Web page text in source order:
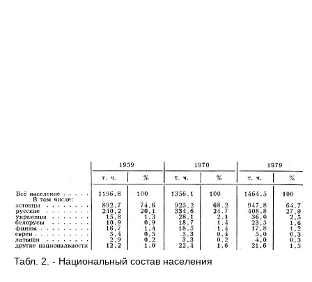
Табл. 2. - Национальный состав населения